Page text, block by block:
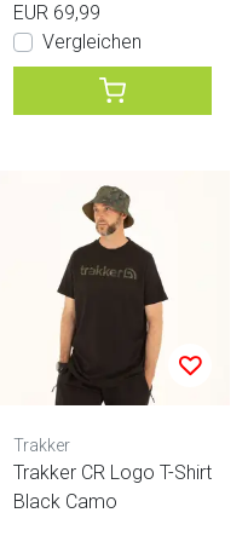
EUR 69,99
Vergleichen
Trakker
Trakker CR Logo T-Shirt
Black Camo